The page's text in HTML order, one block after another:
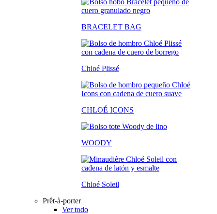
BRACELET BAG
Chloé Plissé
CHLOÉ ICONS
WOODY
Chloé Soleil
Prêt-à-porter
Ver todo